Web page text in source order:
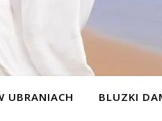
UBRANIACH BLUZKI